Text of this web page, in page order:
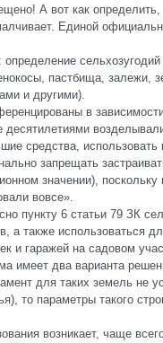
А вот как определить,
Единой
сельхозугодий
пастбища, залежи,
и другими).
в
средства,
запрещать
значении),
вовсе».
пункту 6 статьи 79 ЗК
а также использоваться
и гаражей на садовом
имеет два варианта
для таких земель не
то параметры такого
возникает, чаще